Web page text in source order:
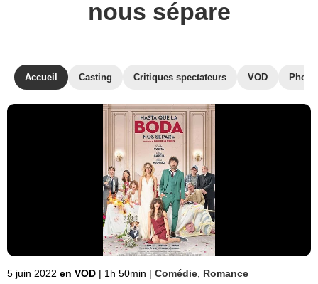
nous sépare
Accueil Casting Critiques spectateurs VOD
5 juin 2022 en VOD | 1h 50min | Comédie Romance